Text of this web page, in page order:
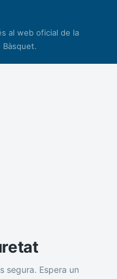
al web oficial de la
Bàsquet.
segura. Espera un